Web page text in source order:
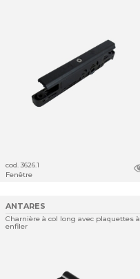
cod. 3626.1
Fenêtre
ANTARES
Charnière à col long avec plaquettes à
enfiler